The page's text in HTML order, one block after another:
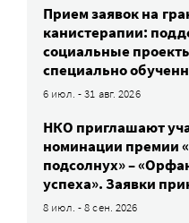
Прием заявок на
канистерапии:
социальные
специально
6 июл. - 31 авг. 2026
НКО приглашают
номинации премии
подсолнух» –
успеха». Заявки
8 июл. - 8 сен. 2026